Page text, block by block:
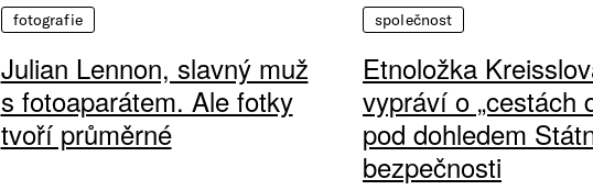
fotografie
Julian Lennon, slavný muž
s fotoaparátem. Ale fotky
tvoří průměrné
společnost
Etnoložka
vypráví o „cestách
pod dohledem
bezpečnosti